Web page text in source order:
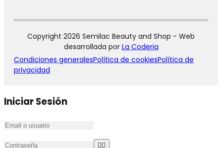
Copyright 2026 Semilac Beauty and Shop - Web
desarrollada por La Coderia
Condiciones generalesPolítica de cookiesPolítica de
privacidad
Iniciar Sesión